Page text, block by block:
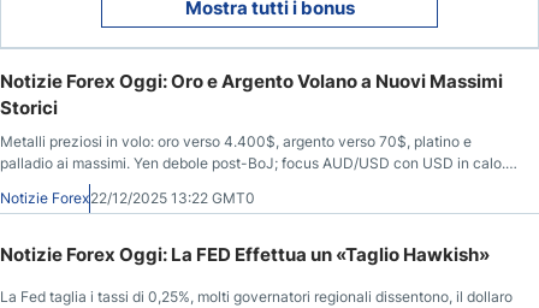
Mostra tutti i bonus
Notizie Forex Oggi: Oro e Argento Volano a Nuovi Massimi
Storici
Metalli preziosi in volo: oro verso 4.400$, argento verso 70$, platino e
palladio ai massimi. Yen debole post-BoJ; focus AUD/USD con USD in calo.
Volatilità alta: meglio buy-the-dip con size ridotte.
Notizie Forex22/12/2025 13:22 GMT0
Notizie Forex Oggi: La FED Effettua un «Taglio Hawkish»
La Fed taglia i tassi di 0,25%, molti governatori regionali dissentono, il dollaro